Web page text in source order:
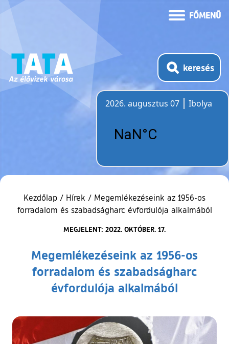
FŐMENÜ
keresés
2026. augusztus 07
Ibolya
Kezdőlap / Hírek / Megemlékezéseink az 1956-os
forradalom és szabadságharc évfordulója alkalmából
MEGJELENT: 2022. OKTÓBER. 17.
Megemlékezéseink az 1956-os
forradalom és szabadságharc
évfordulója alkalmából